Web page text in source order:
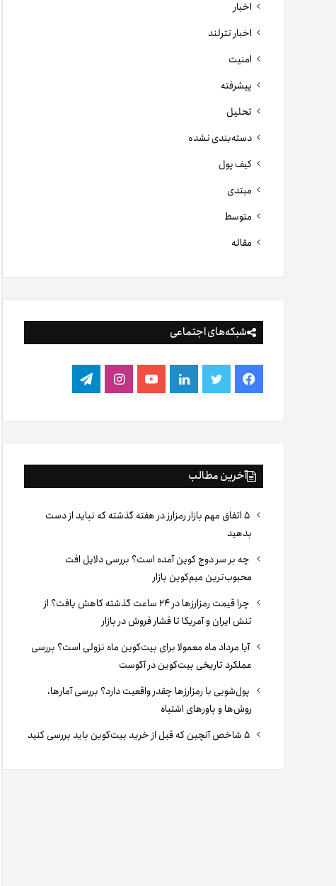
اخبار
اخبار تترلند
امنیت
پیشرفته
تحلیل
دسته‌بندی نشده
کیف پول
مبتدی
متوسط
مقاله
شبکه‌های اجتماعی
فیس
بوک
توییتر لینکدینیوتیوباینستاگرام
تلگرام
آخرین مطالب
۵ اتفاق مهم بازار رمزارز در هفته گذشته که نباید از دست
بدهید
چه بر سر دوج کوین آمده است؟ بررسی دلایل افت
محبوب‌ترین میم‌کوین بازار
چرا قیمت رمزارزها در ۲۴ ساعت گذشته کاهش یافت؟ از
تنش ایران و آمریکا تا فشار فروش در بازار
آیا مرداد ماه معمولا برای بیت‌کوین ماه نزولی است؟ بررسی
عملکرد تاریخی بیت‌کوین در آگوست
پول‌شویی با رمزارزها چقدر واقعیت دارد؟ بررسی آمارها،
روش‌ها و باورهای اشتباه